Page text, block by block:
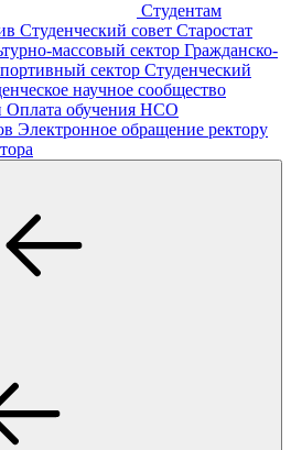
Студентам
Студенческий совет Старостат
массовый сектор Гражданско-
сектор Студенческий
научное сообщество
Оплата обучения НСО
Электронное обращение ректору